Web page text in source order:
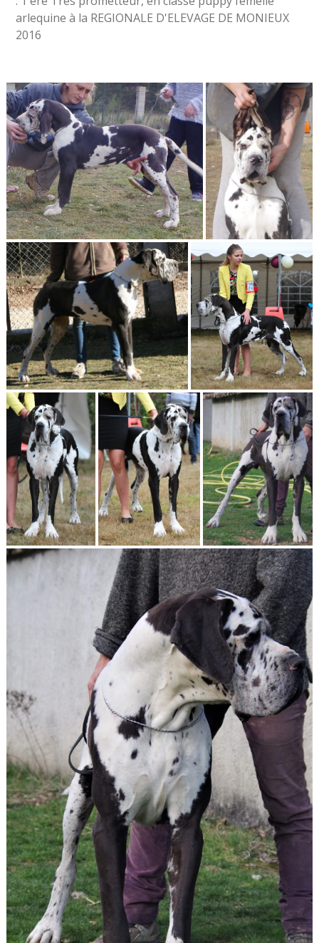
arlequine à la REGIONALE D'ELEVAGE DE MONIEUX
2016
leilani Leilanideloutsaina3
Leilani de l outsaina a 15 mois 001 Leilani de l’Outsaïna a 12 mois1
Leilani de l’Outsaïna a 12
mois2
Leilani de l’Outsaïna a 12 mois3 Leilani de l outsaina a 20 mois 001